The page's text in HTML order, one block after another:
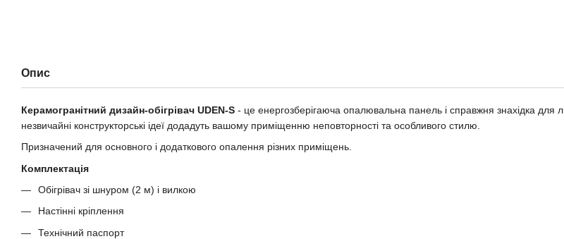
Опис
Керамогранітний дизайн-обігрівач UDEN-S - це енергозберігаюча опалювальна панель і справжня знахідка для
незвичайні конструкторські ідеї додадуть вашому приміщенню неповторності та особливого стилю.
Призначений для основного і додаткового опалення різних приміщень.
Комплектація
Обігрівач зі шнуром (2 м) і вилкою
Настінні кріплення
Технічний паспорт